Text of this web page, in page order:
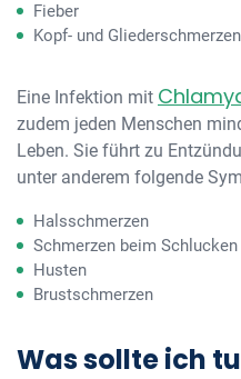
Fieber
Kopf- und Gliederschmerzen
Eine Infektion mit
zudem jeden Menschen
Leben. Sie führt zu
unter anderem folgende
Halsschmerzen
Schmerzen beim Schlucken
Husten
Brustschmerzen
Was sollte ich